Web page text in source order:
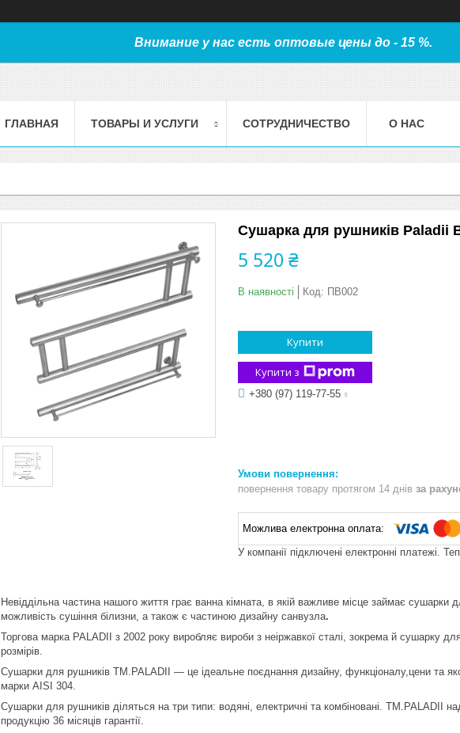
Внимание у нас есть оптовые цены до - 15 %.
ГЛАВНАЯ ТОВАРЫ И УСЛУГИ СОТРУДНИЧЕСТВО О НАС
Сушарка для рушників Paladii
5 520 ₴
В наявності Код: ПВ002
Купити
Купити з
+380 (97) 119-77-55
повернення товару протягом 14 днів за
У компанії підключені електронні платежі.
Невіддільна частина нашого життя грає ванна кімната, в якій важливе місце займає
можливість сушіння білизни, а також є частиною дизайну санвузла.
Торгова марка PALADII з 2002 року виробляє вироби з неіржавкої сталі, зокрема й сушарку
розмірів.
Сушарки для рушників TM.PALADII — це ідеальне поєднання дизайну, функціоналу,цени та
марки AISI 304.
Сушарки для рушників діляться на три типи: водяні, електричні та комбіновані. TM.PALADII
продукцію 36 місяців гарантії.